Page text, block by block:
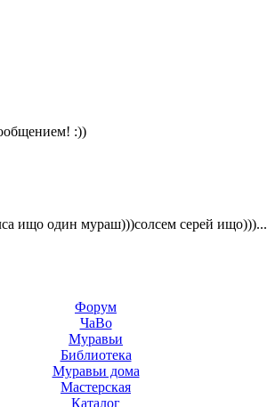
:))
ищо один мураш)))солсем серей ищо)))...
Форум
ЧаВо
Муравьи
Библиотека
Муравьи дома
Мастерская
Каталог